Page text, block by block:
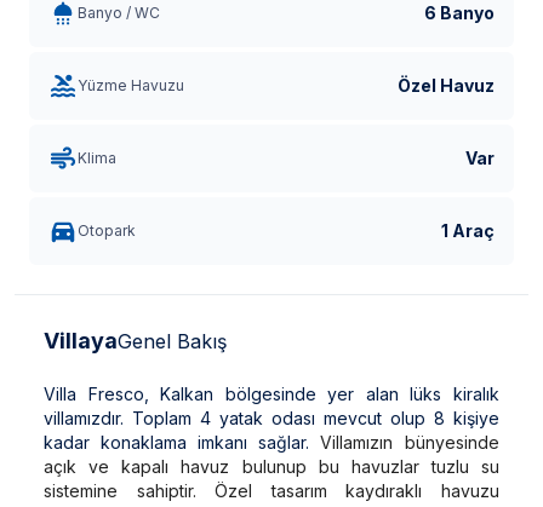
Banyo / WC 6 Banyo
Yüzme Havuzu Özel Havuz
Klima Var
Otopark 1 Araç
VillayaGenel Bakış
Villa Fresco, Kalkan bölgesinde yer alan lüks kiralık
villamızdır. Toplam 4 yatak odası mevcut olup 8 kişiye
kadar konaklama imkanı sağlar. Villamızın bünyesinde
açık ve kapalı havuz bulunup bu havuzlar tuzlu su
sistemine sahiptir. Özel tasarım kaydıraklı havuzu